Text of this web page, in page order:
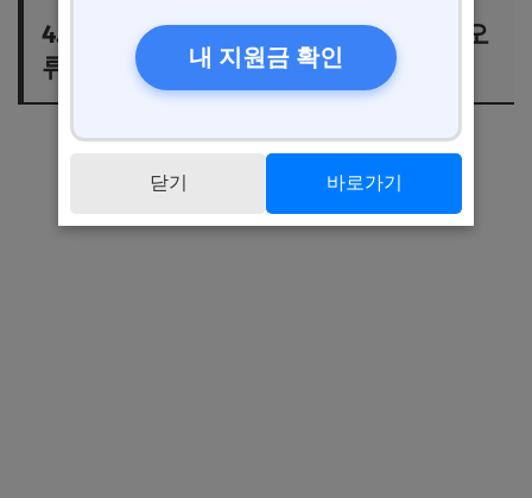
4. 간이과세자 신고 시 자주 발생하는 오
류와 예방 전략내 지원금 확인
닫기 바로가기